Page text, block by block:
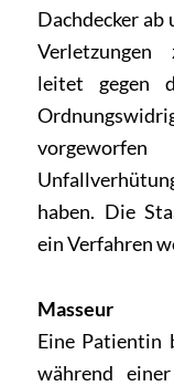
Dachdecker ab
Verletzungen
leitet gegen
haben. Die
ein Verfahren
Masseur
Eine Patientin
während